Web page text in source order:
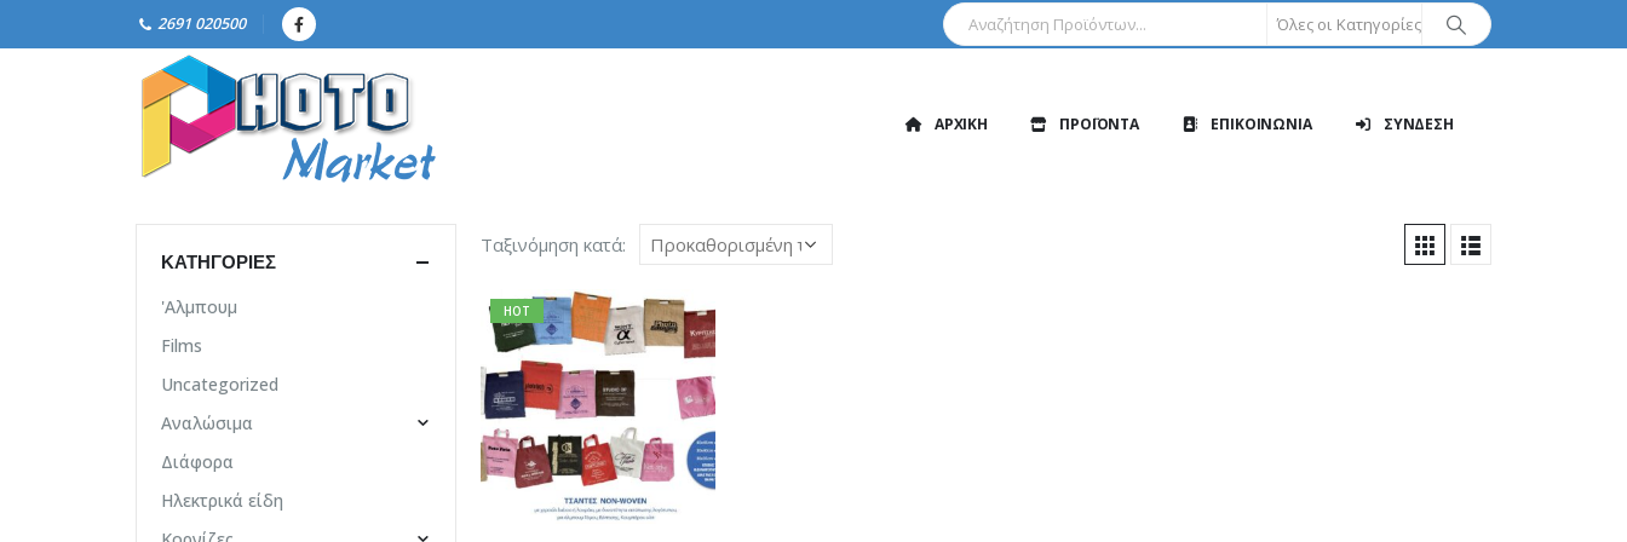
2691 020500 Όλες οι Κατηγορίες
ΑΡΧΙΚΗ ΠΡΟΪΟΝΤΑ ΕΠΙΚΟΙΝΩΝΙΑ ΣΥΝΔΕΣΗ
Ταξινόμηση κατά:
HOT
ΚΑΤΗΓΟΡΊΕΣ
'Αλμπουμ
Films
Uncategorized
Αναλώσιμα
Διάφορα
Ηλεκτρικά είδη